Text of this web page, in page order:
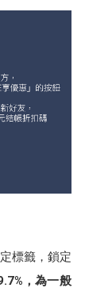
標籤，鎖定
，為一般